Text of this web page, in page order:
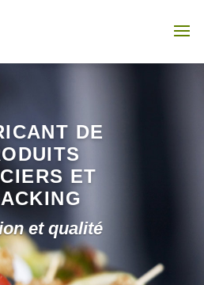
DE
ET
et qualité